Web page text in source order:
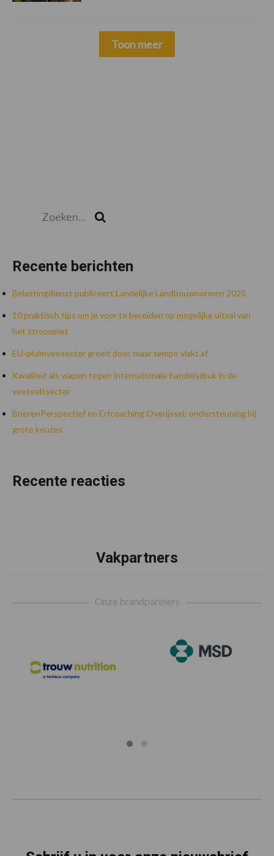
Toon meer
Recente berichten
Belastingdienst publiceert Landelijke Landbouwnormen 2025
10 praktisch tips om je voor te bereiden op mogelijke uitval van
het stroomnet
EU-pluimveesector groeit door, maar tempo vlakt af
Kwaliteit als wapen tegen internationale handelsdruk in de
veeteeltsector
BoerenPerspectief en Erfcoaching Overijssel: ondersteuning bij
grote keuzes
Recente reacties
Vakpartners
Onze brandpartners